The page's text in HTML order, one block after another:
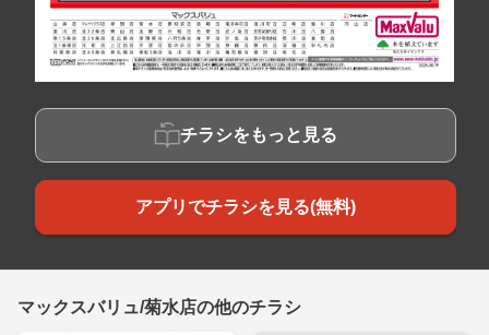
チラシをもっと見る
アプリでチラシを見る(無料)
マックスバリュ/菊水店の他のチラシ